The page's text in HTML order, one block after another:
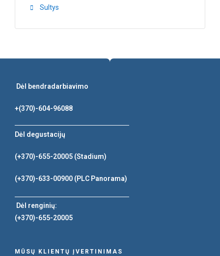
Sultys
Dėl bendradarbiavimo
+(370)-604-96088
Dėl degustacijų
(+370)-655-20005 (Stadium)
(+370)-633-00900 (PLC Panorama)
Dėl renginių:
(+370)-655-20005
MŪSŲ KLIENTŲ ĮVERTINIMAS